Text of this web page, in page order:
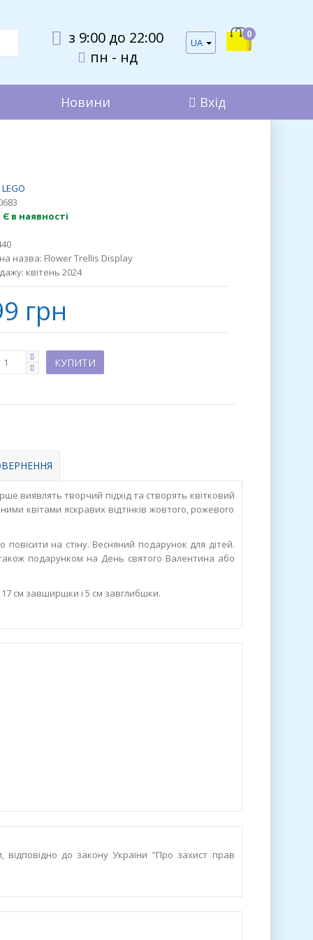
з 9:00 до 22:00
пн - нд
UA
0
Новини Вхід
LEGO
Є в наявності
назва: Flower Trellis Display
квітень 2024
грн
виявлять творчий підхід та створять квітковий
квітами яскравих відтінків жовтого, рожевого
на стіну. Весняний подарунок для дітей.
подарунком на День святого Валентина або
17 см завширшки і 5 см завглибшки.
відповідно до закону України "Про захист прав